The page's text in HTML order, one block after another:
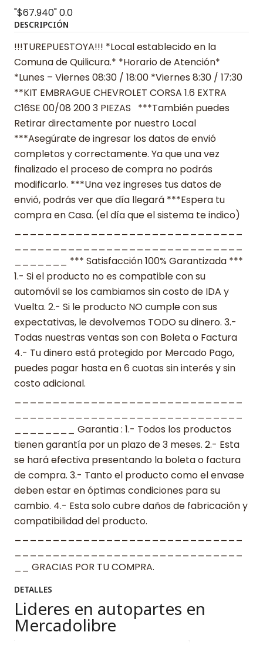
"$67.940"0.0
DESCRIPCIÓN
!!!TUREPUESTOYA!!! *Local establecido en la
Comuna de Quilicura.* *Horario de Atención*
*Lunes – Viernes 08:30 / 18:00 *Viernes 8:30 / 17:30
**KIT EMBRAGUE CHEVROLET CORSA 1.6 EXTRA
C16SE 00/08 200 3 PIEZAS ***También puedes
Retirar directamente por nuestro Local
***Asegúrate de ingresar los datos de envió
completos y correctamente. Ya que una vez
finalizado el proceso de compra no podrás
modificarlo. ***Una vez ingreses tus datos de
envió, podrás ver que día llegará ***Espera tu
compra en Casa. (el día que el sistema te indico)
_______ *** Satisfacción 100% Garantizada ***
1.- Si el producto no es compatible con su
automóvil se los cambiamos sin costo de IDA y
Vuelta. 2.- Si le producto NO cumple con sus
expectativas, le devolvemos TODO su dinero. 3.-
Todas nuestras ventas son con Boleta o Factura
4.- Tu dinero está protegido por Mercado Pago,
puedes pagar hasta en 6 cuotas sin interés y sin
costo adicional.
________ Garantia : 1.- Todos los productos
tienen garantía por un plazo de 3 meses. 2.- Esta
se hará efectiva presentando la boleta o factura
de compra. 3.- Tanto el producto como el envase
deben estar en óptimas condiciones para su
cambio. 4.- Esta solo cubre daños de fabricación y
compatibilidad del producto.
__ GRACIAS POR TU COMPRA.
DETALLES
Lideres en autopartes en
Mercadolibre